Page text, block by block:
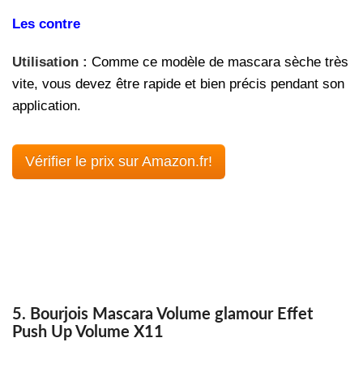
Les contre
Utilisation : Comme ce modèle de mascara sèche très
vite, vous devez être rapide et bien précis pendant son
application.
Vérifier le prix sur Amazon.fr!
5. Bourjois Mascara Volume glamour Effet
Push Up Volume X11